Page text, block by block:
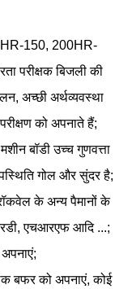
150, 200HR-
परीक्षक बिजली की
अच्छी अर्थव्यवस्था
को अपनाते हैं;
बॉडी उच्च गुणवत्ता
गोल और सुंदर है;
के अन्य पैमानों के
एचआरएफ आदि ...;
;
बफर को अपनाएं, कोई